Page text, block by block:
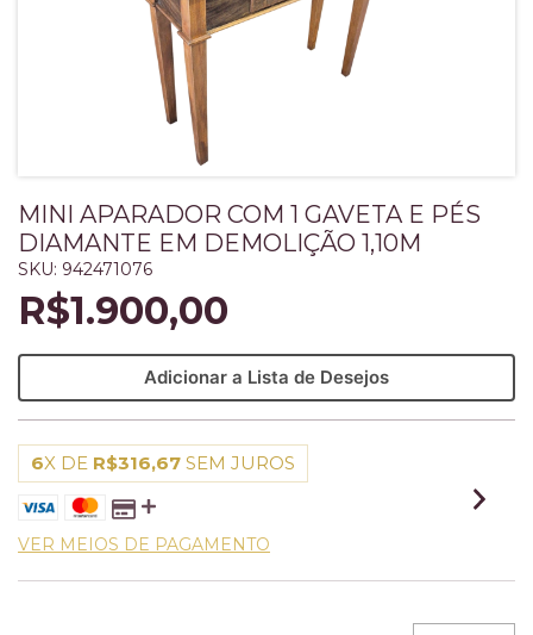
MINI APARADOR COM 1 GAVETA E PÉS
DIAMANTE EM DEMOLIÇÃO 1,10M
SKU: 942471076
R$1.900,00
Adicionar a Lista de Desejos
6X DE R$316,67 SEM JUROS
VER MEIOS DE PAGAMENTO